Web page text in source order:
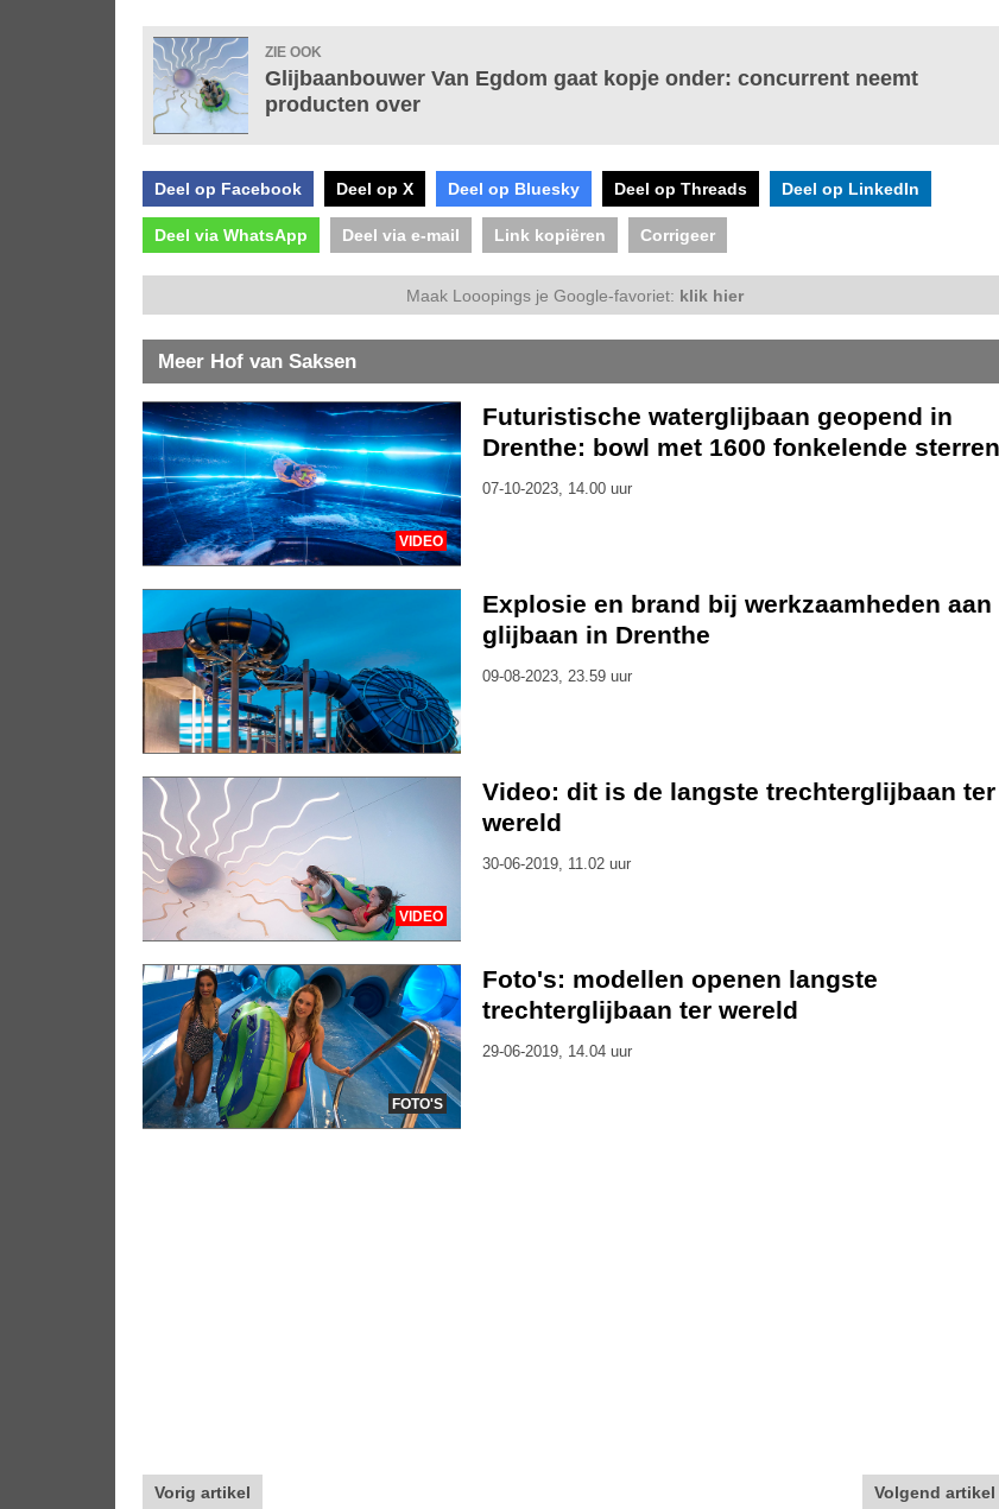
ZIE OOK
Glijbaanbouwer Van Egdom gaat kopje onder: concurrent neemt
producten over
Deel op Facebook Deel op X Deel op Bluesky Deel op Threads Deel op LinkedIn
Deel via WhatsApp Deel via e-mail Link kopiëren Corrigeer
Maak Looopings je Google-favoriet: klik hier
Meer Hof van Saksen
VIDEO
Futuristische waterglijbaan geopend in
Drenthe: bowl met 1600 fonkelende sterren
07-10-2023, 14.00 uur
Explosie en brand bij werkzaamheden aan
glijbaan in Drenthe
09-08-2023, 23.59 uur
VIDEO
Video: dit is de langste trechterglijbaan ter
wereld
30-06-2019, 11.02 uur
FOTO'S
Foto's: modellen openen langste
trechterglijbaan ter wereld
29-06-2019, 14.04 uur
Vorig artikel Volgend artikel